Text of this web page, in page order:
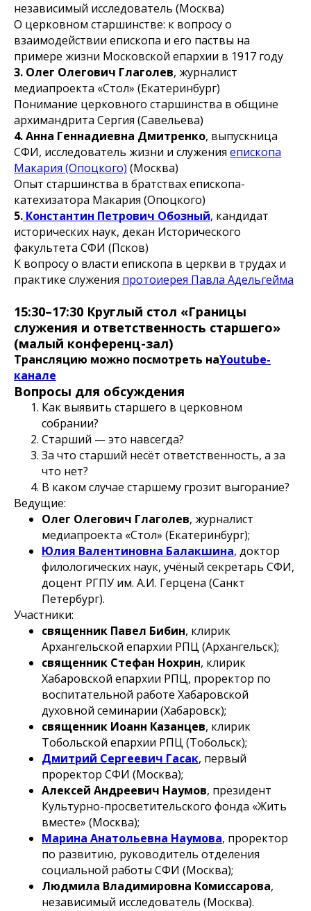
независимый исследователь (Москва)
О церковном старшинстве: к вопросу о
взаимодействии епископа и его паствы на
примере жизни Московской епархии в 1917 году
3. Олег Олегович Глаголев, журналист
медиапроекта «Стол» (Екатеринбург)
Понимание церковного старшинства в общине
архимандрита Сергия (Савельева)
4. Анна Геннадиевна Дмитренко, выпускница
СФИ, исследователь жизни и служения епископа
Макария (Опоцкого) (Москва)
Опыт старшинства в братствах епископа-
катехизатора Макария (Опоцкого)
5. Константин Петрович Обозный, кандидат
исторических наук, декан Исторического
факультета СФИ (Псков)
К вопросу о власти епископа в церкви в трудах и
практике служения протоиерея Павла Адельгейма
15:30–17:30 Круглый стол «Границы
служения и ответственность старшего»
(малый конференц-зал)
Трансляцию можно посмотреть наYoutube-
канале
Вопросы для обсуждения
Как выявить старшего в церковном
собрании?
Старший — это навсегда?
За что старший несёт ответственность, а за
что нет?
В каком случае старшему грозит выгорание?
Ведущие:
Олег Олегович Глаголев, журналист
медиапроекта «Стол» (Екатеринбург);
Юлия Валентиновна Балакшина, доктор
филологических наук, учёный секретарь СФИ,
доцент РГПУ им. А.И. Герцена (Санкт
Петербург).
Участники:
священник Павел Бибин, клирик
Архангельской епархии РПЦ (Архангельск);
священник Стефан Нохрин, клирик
Хабаровской епархии РПЦ, проректор по
воспитательной работе Хабаровской
духовной семинарии (Хабаровск);
священник Иоанн Казанцев, клирик
Тобольской епархии РПЦ (Тобольск);
Дмитрий Сергеевич Гасак, первый
проректор СФИ (Москва);
Алексей Андреевич Наумов, президент
Культурно-просветительского фонда «Жить
вместе» (Москва);
Марина Анатольевна Наумова, проректор
по развитию, руководитель отделения
социальной работы СФИ (Москва);
Людмила Владимировна Комиссарова,
независимый исследователь (Москва).